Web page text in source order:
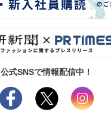
公式SNSで情報配信中！